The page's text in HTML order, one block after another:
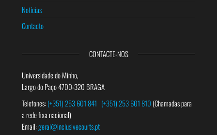
Notícias
Contacto
CONTACTE-NOS
Universidade do Minho,
Largo do Paço 4700-320 BRAGA
Telefones:(+351) 253 601 841 (+351) 253 601 810 (Chamadas para
a rede fixa nacional)
Email:geral@inclusivecourts.pt